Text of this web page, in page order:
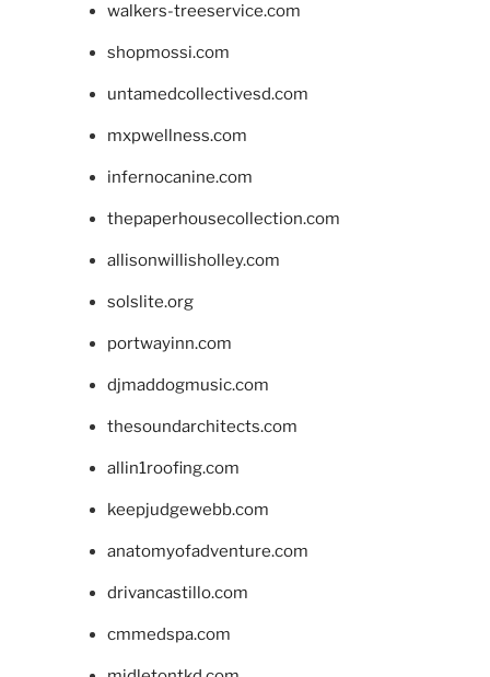
walkers-treeservice.com
shopmossi.com
untamedcollectivesd.com
mxpwellness.com
infernocanine.com
thepaperhousecollection.com
allisonwillisholley.com
solslite.org
portwayinn.com
djmaddogmusic.com
thesoundarchitects.com
allin1roofing.com
keepjudgewebb.com
anatomyofadventure.com
drivancastillo.com
cmmedspa.com